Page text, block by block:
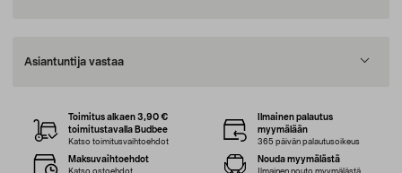
Asiantuntija vastaa
Toimitus alkaen 3,90 €
toimitustavalla Budbee
Katso toimitusvaihtoehdot
Ilmainen palautus
myymälään
365 päivän palautusoikeus
Maksuvaihtoehdot
Katso ostoehdot
Nouda myymälästä
Ilmainen nouto myymälästä